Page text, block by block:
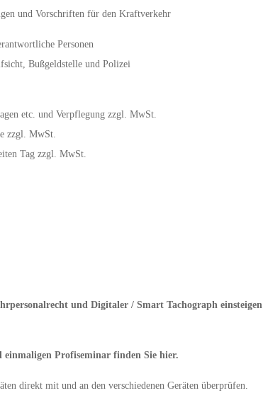
und Vorschriften für den Kraftverkehr
Personen
Bußgeldstelle und Polizei
etc. und Verpflegung zzgl. MwSt.
zzgl. MwSt.
Tag zzgl. MwSt.
und Digitaler / Smart Tachograph einsteigen
Profiseminar finden Sie hier.
direkt mit und an den verschiedenen Geräten überprüfen.